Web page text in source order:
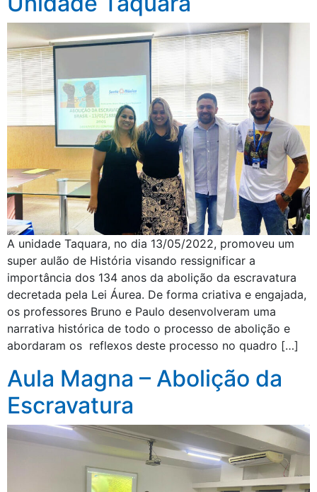
A unidade Taquara, no dia 13/05/2022, promoveu um
super aulão de História visando ressignificar a
importância dos 134 anos da abolição da escravatura
decretada pela Lei Áurea. De forma criativa e engajada,
os professores Bruno e Paulo desenvolveram uma
narrativa histórica de todo o processo de abolição e
abordaram os reflexos deste processo no quadro […]
Aula Magna – Abolição da
Escravatura